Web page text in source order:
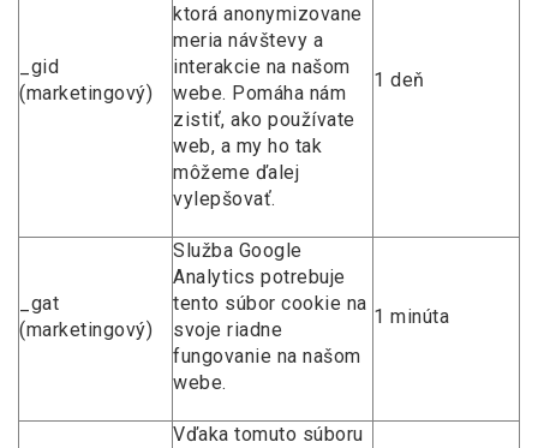
_gid
(marketingový)
ktorá anonymizovane
meria návštevy a
interakcie na našom
webe. Pomáha nám
zistiť, ako používate
web, a my ho tak
môžeme ďalej
vylepšovať.
1 deň
_gat
(marketingový)
Služba Google
Analytics potrebuje
tento súbor cookie na
svoje riadne
fungovanie na našom
webe.
1 minúta
Vďaka tomuto súboru